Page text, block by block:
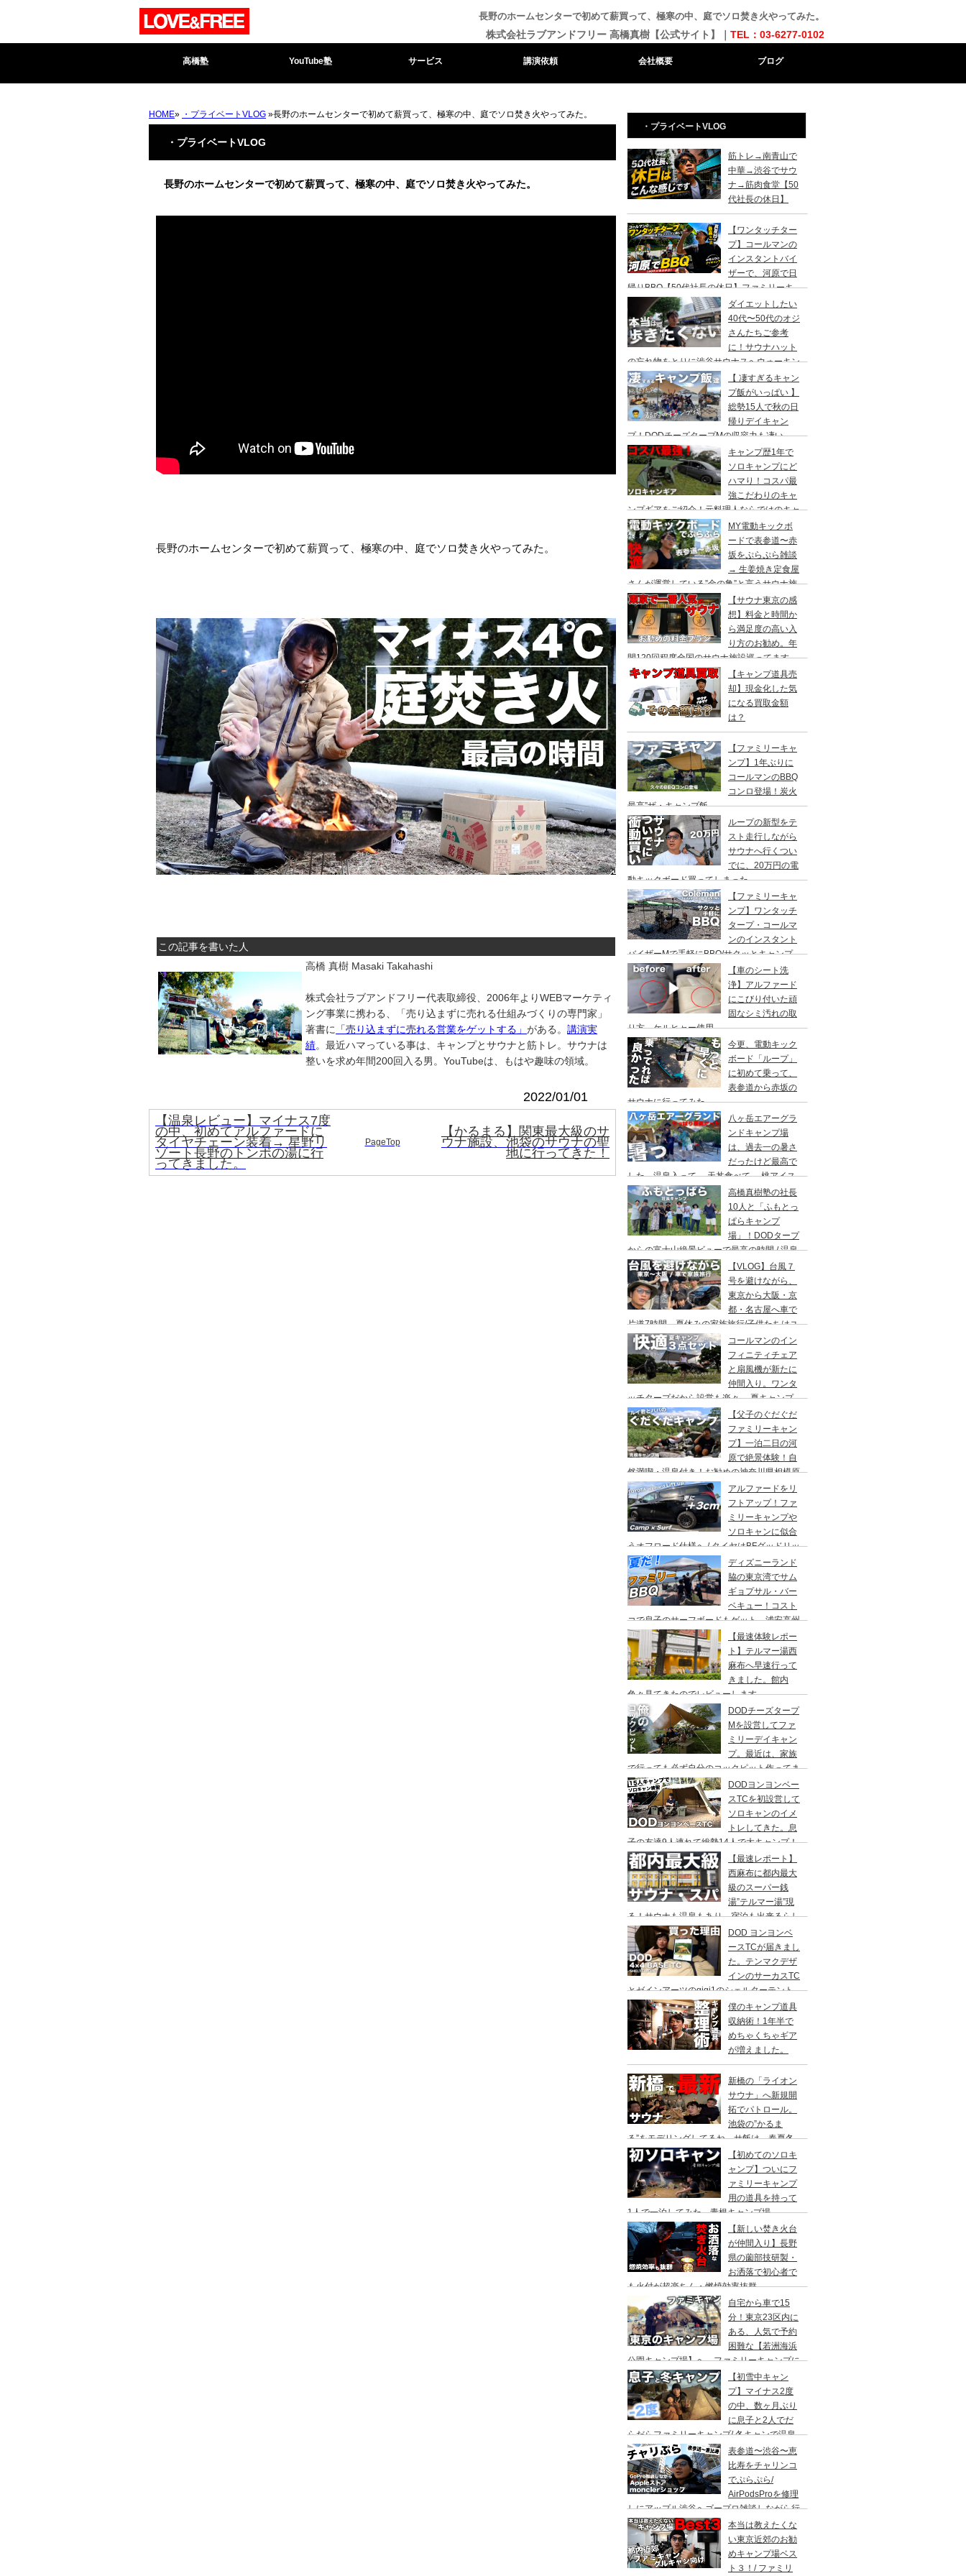
長野のホームセンターで初めて薪買って、極寒の中、庭でソロ焚き火やってみた。
株式会社ラブアンドフリー 高橋真樹【公式サイト】｜ TEL：03-6277-0102
高橋塾 YouTube塾 サービス 講演依頼 会社概要 ブログ
HOME» ・プライベートVLOG »長野のホームセンターで初めて薪買って、極寒の中、庭でソロ焚き火やってみた。
・プライベートVLOG
長野のホームセンターで初めて薪買って、極寒の中、庭でソロ焚き火やってみた。
長野のホームセンターで初めて薪買って、極寒の中、庭でソロ焚き火やってみた。
この記事を書いた人
高橋 真樹 Masaki Takahashi
株式会社ラブアンドフリー代表取締役、2006年よりWEBマーケティ
ング事業に携わる、「売り込まずに売れる仕組みづくりの専門家」
著書に
「売り込まずに売れる営業をゲットする」 がある。 講演実
績。最近ハマっている事は、キャンプとサウナと筋トレ。サウナは
整いを求め年間200回入る男。YouTubeは、もはや趣味の領域。
2022/01/01
【温泉レビュー】マイナス7度
の中、初めてアルファードに
タイヤチェーン装着→ 星野リ
ゾート長野のトンボの湯に行
ってきました。
PageTop
【かるまる】関東最大級のサ
ウナ施設、池袋のサウナの聖
地に行ってきた！
・プライベートVLOG
筋トレ→南青山で
中華→渋谷でサウ
ナ→筋肉食堂【50
代社長の休日】
【ワンタッチター
プ】コールマンの
インスタントバイ
ザーで、河原で日
帰りBBQ【50代社長の休日】ファミリーキ
ャンプ初心者さんは、まずこのスタイルでデ
イキャンプがおすすめです。
ダイエットしたい
40代〜50代のオジ
さんたちご参考
に！サウナハット
の忘れ物をとりに渋谷サウナスへウォーキン
グ→ ランチはカレー食べに六本木のCoCo壱
番屋へ
【 凄すぎるキャン
プ飯がいっぱい 】
総勢15人で秋の日
帰りデイキャン
プ！DODチーズタープMの収容力も凄い。
都内のキャンプ場”秋川橋河川公園バーベキ
ューランド”
キャンプ歴1年で
ソロキャンプにど
ハマり！コスパ最
強こだわりのキャ
ンプギアをご紹介！元料理人ならではのキャ
ンプ飯も堪能。今回は、千葉県一番星キャン
プ場で雨キャンプでソログルキャンプ。
MY電動キックボ
ードで表参道〜赤
坂をぷらぷら雑談
→ 生姜焼き定食屋
さんが運営している”金の亀”と言うサウナ施
設へ行ってきました。
【サウナ東京の感
想】料金と時間か
ら満足度の高い入
り方のお勧め。年
間120回程度全国のサウナ施設巡ってます。
【キャンプ道具売
却】現金化した気
になる買取金額
は？
【ファミリーキャ
ンプ】1年ぶりに
コールマンのBBQ
コンロ登場！炭火
最高”ザ・キャンプ飯
ループの新型をテ
スト走行しながら
サウナへ行くつい
でに、20万円の電
動キックボード買ってしまった。
YADEA（ヤデア）
【ファミリーキャ
ンプ】ワンタッチ
タープ・コールマ
ンのインスタント
バイザーMで手軽にBBQ/サクッとキャンプ
レイアウト/ 都心から車で1時間/ 河原のキャ
ンプ場/秋川橋河川公園 バーベキューランド
【車のシート洗
浄】アルファード
にこびり付いた頑
固なシミ汚れの取
り方。ケルヒャー使用。
今更、電動キック
ボード「ループ」
に初めて乗って、
表参道から赤坂の
サウナに行ってみた。
八ヶ岳エアーグラ
ンドキャンプ場
は、過去一の暑さ
だったけど最高で
した。温泉入って→ 天丼食べて→ 桃アイス
食べて。ファミリーキャンプにもキャンプデ
ートにもお勧めです。DOD＆ムラコでグル
ープキャンプ
高橋真樹塾の社長
10人と「ふもとっ
ぱらキャンプ
場」！DODタープ
からの富士山絶景ビューで最高の時間 / 温泉
の代わりにシャワー / キャンプ飯は肉にタコ
スにビール
【VLOG】台風７
号を避けながら、
東京から大阪・京
都・名古屋へ車で
片道7時間、夏休みの家族旅行/子供たちはユ
ニバーサルスタジオでパパはサウナ→清水寺
からの川床で鰻重→世界の山ちゃん
コールマンのイン
フィニティチェア
と扇風機が新たに
仲間入り。ワンタ
ッチタープだから設営も楽々。 夏キャンプ
を快適に過ごす為のキャンプギア３点セッ
ト。
【父子のぐだぐだ
ファミリーキャン
プ】一泊二日の河
原で絶景体験！自
然満喫・温泉付き！お勧めの神奈川県相模原
市・青根キャンプ場。
アルファードをリ
フトアップ！ファ
ミリーキャンプや
ソロキャンに似合
うオフロード仕様へ / タイヤはBFグッドリッ
チのオールテレーンTA。ホイールはデルタ
フォースのオーバル。アップサスはエスペリ
ア。
ディズニーランド
脇の東京湾でサム
ギョプサル・バー
ベキュー！コスト
コで息子のサーフボードもゲット、浦安高州
海浜公園、コールマンワンタッチタープ、フ
ァミリーキャンプ、BBQ
【最速体験レポー
ト】テルマー湯西
麻布へ早速行って
きました。館内
色々見てきたのでレビューします。
DODチーズタープ
Mを設営してファ
ミリーデイキャン
プ。最近は、家族
で行っても必ず自分のコックピット作ってま
す♪
DODヨンヨンベー
スTCを初設営して
ソロキャンのイメ
トレしてきた。息
子の友達9人連れて総勢14人で大キャンプ！
めちゃくちゃ疲れたぞ。
【最速レポート】
西麻布に都内最大
級のスーパー銭
湯”テルマー湯”現
る！サウナも温泉もあり、宿泊も出来るらし
い♪
DOD ヨンヨンベ
ースTCが届きまし
た。テンマクデザ
インのサーカスTC
とゼインアーツのgigi1のシェルターテント
と比較検討をし、購入に至った理由。
僕のキャンプ道具
収納術！1年半で
めちゃくちゃギア
が増えました。
新橋の「ライオン
サウナ」へ新規開
拓でパトロール。
池袋の”かるま
る”をモデリングしてるね。サ飯は、春夏冬
にて。
【初めてのソロキ
ャンプ】ついにフ
ァミリーキャンプ
用の道具を持って
1人で一泊してみた。青根キャンプ場
【新しい焚き火台
が仲間入り】長野
県の薗部技研製・
お洒落で初心者で
も火付が超楽ちん・燃焼効率抜群
自宅から車で15
分！東京23区内に
ある、人気で予約
困難な【若洲海浜
公園キャンプ場】へ、ファミリーキャンプに
行ってきた。冬キャンプもキャンプギアを上
手に使えば暖かくて楽しい♪
【初雪中キャン
プ】マイナス2度
の中、数ヶ月ぶり
に息子と2人でだ
らだらファミリーキャンプ/ 冬キャンで温泉
入って焚き火して超絶楽しかった。大野路キ
ャンプ場は結構いいかも
表参道〜渋谷〜恵
比寿をチャリンコ
でぷらぷら/
AirPodsProを修理
しにアップル渋谷へゴープロ雑談しながら行
ってきます。モンクレールの新型ショップも
行ってみました。
本当は教えたくな
い東京近郊のお勧
めキャンプ場ベス
ト３！/ ファミリ